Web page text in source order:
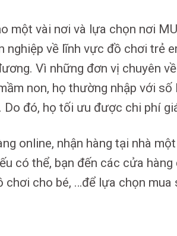
một vài nơi và lựa chọn nơi
nghiệp về lĩnh vực đồ chơi trẻ
Vì những đơn vị chuyên
non, họ thường nhập với
Do đó, họ tối ưu được chi phí
online, nhận hàng tại nhà
có thể, bạn đến các cửa
chơi cho bé, …để lựa chọn mua